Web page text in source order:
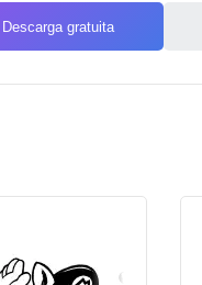
Descarga gratuita